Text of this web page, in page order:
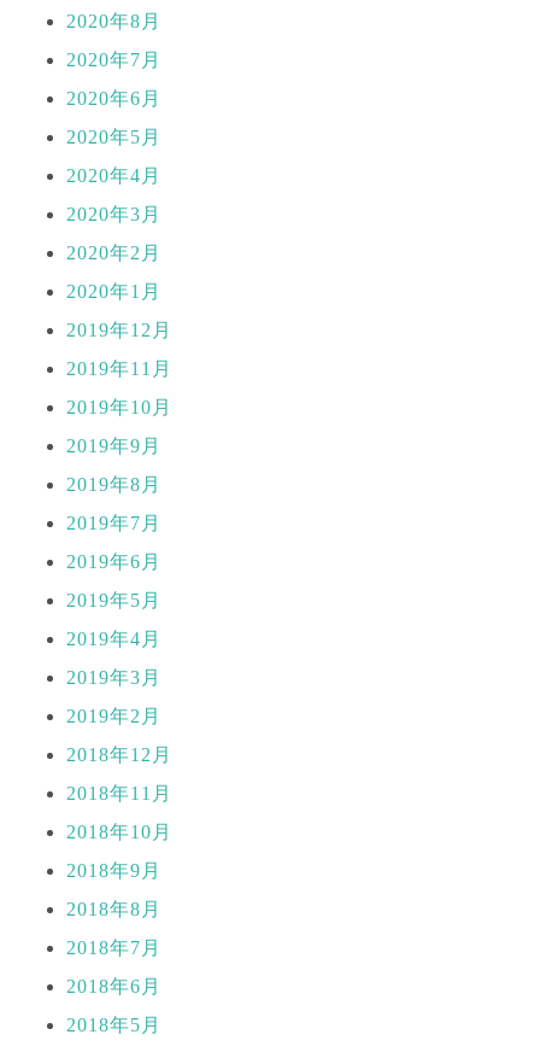
2020年8月
2020年7月
2020年6月
2020年5月
2020年4月
2020年3月
2020年2月
2020年1月
2019年12月
2019年11月
2019年10月
2019年9月
2019年8月
2019年7月
2019年6月
2019年5月
2019年4月
2019年3月
2019年2月
2018年12月
2018年11月
2018年10月
2018年9月
2018年8月
2018年7月
2018年6月
2018年5月